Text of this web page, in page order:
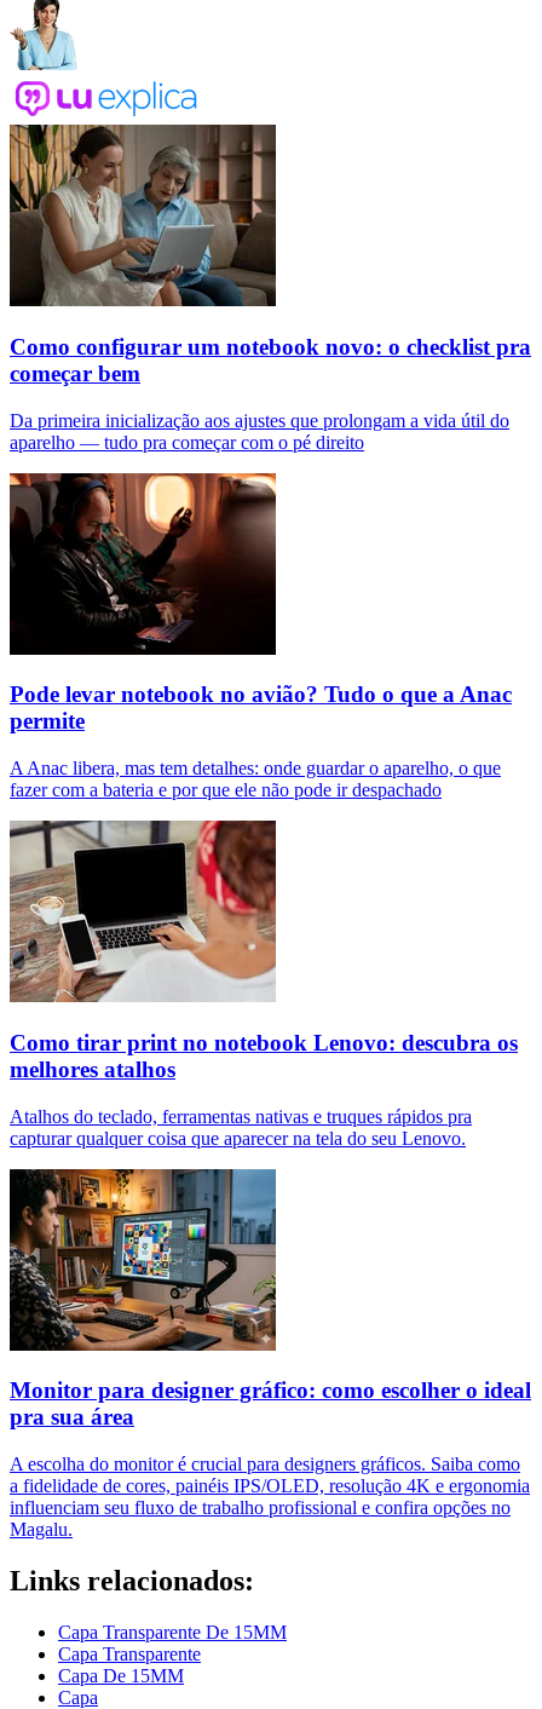
Como configurar um notebook novo: o checklist pra
começar bem
Da primeira inicialização aos ajustes que prolongam a vida útil do
aparelho — tudo pra começar com o pé direito
Pode levar notebook no avião? Tudo o que a Anac
permite
A Anac libera, mas tem detalhes: onde guardar o aparelho, o que
fazer com a bateria e por que ele não pode ir despachado
Como tirar print no notebook Lenovo: descubra os
melhores atalhos
Atalhos do teclado, ferramentas nativas e truques rápidos pra
capturar qualquer coisa que aparecer na tela do seu Lenovo.
Monitor para designer gráfico: como escolher o ideal
pra sua área
A escolha do monitor é crucial para designers gráficos. Saiba como
a fidelidade de cores, painéis IPS/OLED, resolução 4K e ergonomia
influenciam seu fluxo de trabalho profissional e confira opções no
Magalu.
Links relacionados:
Capa Transparente De 15MM
Capa Transparente
Capa De 15MM
Capa